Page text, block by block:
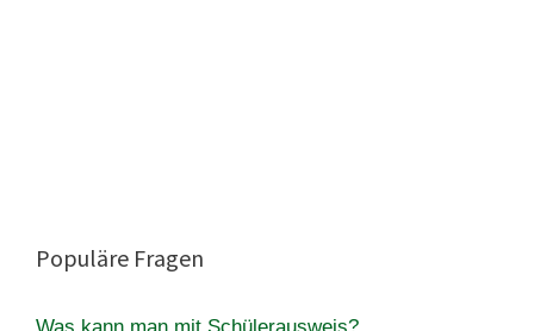
Populäre Fragen
Was kann man mit Schülerausweis?